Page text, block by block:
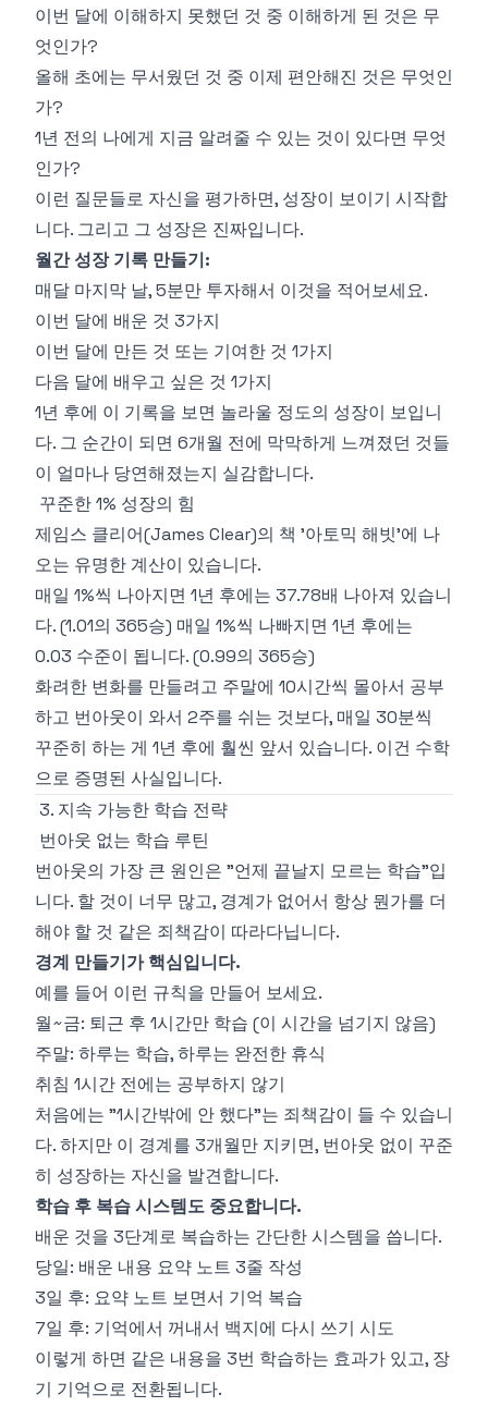
이번 달에 이해하지 못했던 것 중 이해하게 된 것은 무
엇인가?
올해 초에는 무서웠던 것 중 이제 편안해진 것은 무엇인
가?
1년 전의 나에게 지금 알려줄 수 있는 것이 있다면 무엇
인가?
이런 질문들로 자신을 평가하면, 성장이 보이기 시작합
니다. 그리고 그 성장은 진짜입니다.
월간 성장 기록 만들기:
매달 마지막 날, 5분만 투자해서 이것을 적어보세요.
이번 달에 배운 것 3가지
이번 달에 만든 것 또는 기여한 것 1가지
다음 달에 배우고 싶은 것 1가지
1년 후에 이 기록을 보면 놀라울 정도의 성장이 보입니
다. 그 순간이 되면 6개월 전에 막막하게 느껴졌던 것들
이 얼마나 당연해졌는지 실감합니다.
꾸준한 1% 성장의 힘
제임스 클리어(James Clear)의 책 '아토믹 해빗'에 나
오는 유명한 계산이 있습니다.
매일 1%씩 나아지면 1년 후에는 37.78배 나아져 있습니
다. (1.01의 365승) 매일 1%씩 나빠지면 1년 후에는
0.03 수준이 됩니다. (0.99의 365승)
화려한 변화를 만들려고 주말에 10시간씩 몰아서 공부
하고 번아웃이 와서 2주를 쉬는 것보다, 매일 30분씩
꾸준히 하는 게 1년 후에 훨씬 앞서 있습니다. 이건 수학
으로 증명된 사실입니다.
3. 지속 가능한 학습 전략
번아웃 없는 학습 루틴
번아웃의 가장 큰 원인은 "언제 끝날지 모르는 학습"입
니다. 할 것이 너무 많고, 경계가 없어서 항상 뭔가를 더
해야 할 것 같은 죄책감이 따라다닙니다.
경계 만들기가 핵심입니다.
예를 들어 이런 규칙을 만들어 보세요.
월~금: 퇴근 후 1시간만 학습 (이 시간을 넘기지 않음)
주말: 하루는 학습, 하루는 완전한 휴식
취침 1시간 전에는 공부하지 않기
처음에는 "1시간밖에 안 했다"는 죄책감이 들 수 있습니
다. 하지만 이 경계를 3개월만 지키면, 번아웃 없이 꾸준
히 성장하는 자신을 발견합니다.
학습 후 복습 시스템도 중요합니다.
배운 것을 3단계로 복습하는 간단한 시스템을 씁니다.
당일: 배운 내용 요약 노트 3줄 작성
3일 후: 요약 노트 보면서 기억 복습
7일 후: 기억에서 꺼내서 백지에 다시 쓰기 시도
이렇게 하면 같은 내용을 3번 학습하는 효과가 있고, 장
기 기억으로 전환됩니다.